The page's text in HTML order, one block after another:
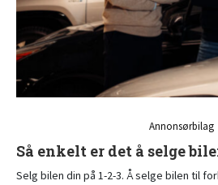
Annonsørbilag
Så enkelt er det å selge
Selg bilen din på 1-2-3. Å selge bilen til